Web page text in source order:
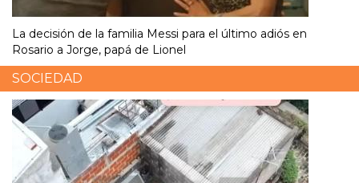
La decisión de la familia Messi para el último adiós en
Rosario a Jorge, papá de Lionel
SOCIEDAD